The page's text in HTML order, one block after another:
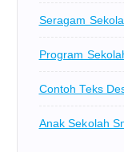
Seragam
Program
Contoh Teks
Anak Sekolah